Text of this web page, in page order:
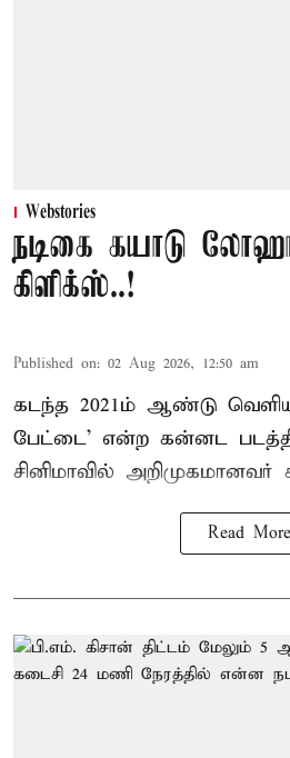
Webstories
நடிகை கயாடு
கிளிக்ஸ்..!
Published on: 02 Aug 2026, 12:50 am
கடந்த 2021ம் ஆண்டு
பேட்டை' என்ற கன்னட
சினிமாவில்
Read More